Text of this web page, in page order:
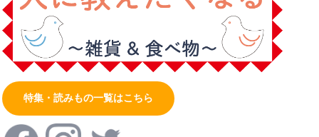
特集・読みもの一覧はこちら